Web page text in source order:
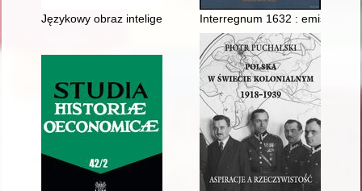
Językowy obraz inteligencji polskiej w wybranych
Interregnum 1632 : emisje